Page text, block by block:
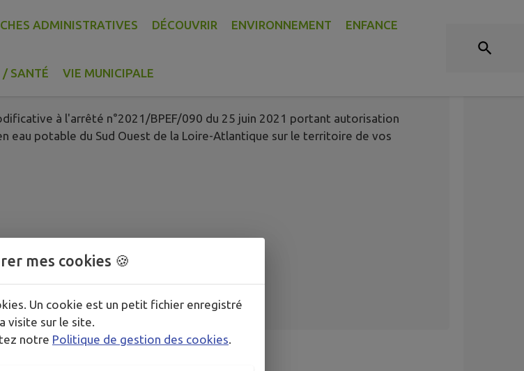
ADMINISTRATIVES DÉCOUVRIR ENVIRONNEMENT ENFANCE
/ SANTÉ VIE MUNICIPALE
à l'arrêté n°2021/BPEF/090 du 25 juin 2021 portant autorisation
eau potable du Sud Ouest de la Loire-Atlantique sur le territoire de vos
mes cookies 🍪
Un cookie est un petit fichier enregistré
visite sur le site.
notre Politique de gestion des cookies.